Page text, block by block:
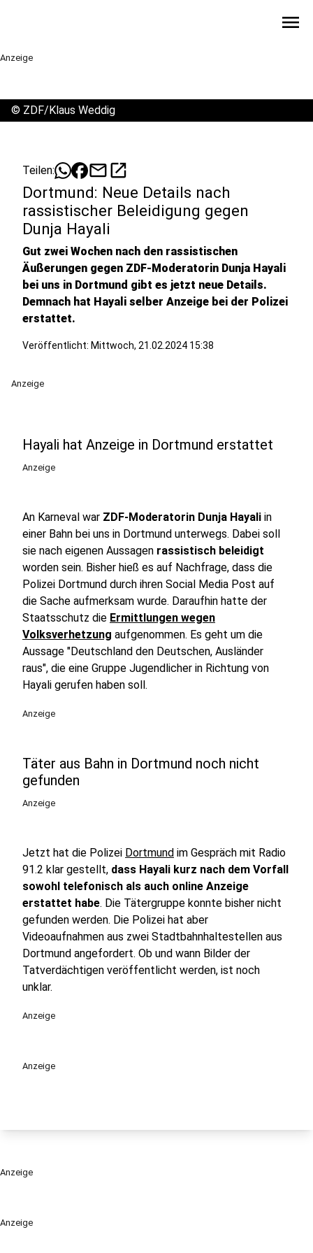
menu
Anzeige
Anzeige
© ZDF/Klaus Weddig
Teilen: mailopen_in_new
Dortmund: Neue Details nach
rassistischer Beleidigung gegen
Dunja Hayali
Gut zwei Wochen nach den rassistischen
Äußerungen gegen ZDF-Moderatorin Dunja Hayali
bei uns in Dortmund gibt es jetzt neue Details.
Demnach hat Hayali selber Anzeige bei der Polizei
erstattet.
Veröffentlicht: Mittwoch, 21.02.2024 15:38
Anzeige
Hayali hat Anzeige in Dortmund erstattet
Anzeige
An Karneval war ZDF-Moderatorin Dunja Hayali in
einer Bahn bei uns in Dortmund unterwegs. Dabei soll
sie nach eigenen Aussagen rassistisch beleidigt
worden sein. Bisher hieß es auf Nachfrage, dass die
Polizei Dortmund durch ihren Social Media Post auf
die Sache aufmerksam wurde. Daraufhin hatte der
Staatsschutz die Ermittlungen wegen
Volksverhetzung aufgenommen. Es geht um die
Aussage "Deutschland den Deutschen, Ausländer
raus", die eine Gruppe Jugendlicher in Richtung von
Hayali gerufen haben soll.
Anzeige
Täter aus Bahn in Dortmund noch nicht
gefunden
Anzeige
Jetzt hat die Polizei Dortmund im Gespräch mit Radio
91.2 klar gestellt, dass Hayali kurz nach dem Vorfall
sowohl telefonisch als auch online Anzeige
erstattet habe. Die Tätergruppe konnte bisher nicht
gefunden werden. Die Polizei hat aber
Videoaufnahmen aus zwei Stadtbahnhaltestellen aus
Dortmund angefordert. Ob und wann Bilder der
Tatverdächtigen veröffentlicht werden, ist noch
unklar.
Anzeige
Anzeige
Anzeige